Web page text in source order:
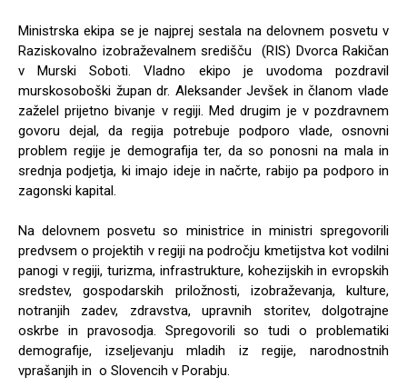
Ministrska ekipa se je najprej sestala na delovnem posvetu v
Raziskovalno izobraževalnem središču (RIS) Dvorca Rakičan
v Murski Soboti. Vladno ekipo je uvodoma pozdravil
murskosoboški župan dr. Aleksander Jevšek in članom vlade
zaželel prijetno bivanje v regiji. Med drugim je v pozdravnem
govoru dejal, da regija potrebuje podporo vlade, osnovni
problem regije je demografija ter, da so ponosni na mala in
srednja podjetja, ki imajo ideje in načrte, rabijo pa podporo in
zagonski kapital.
Na delovnem posvetu so ministrice in ministri spregovorili
predvsem o projektih v regiji na področju kmetijstva kot vodilni
panogi v regiji, turizma, infrastrukture, kohezijskih in evropskih
sredstev, gospodarskih priložnosti, izobraževanja, kulture,
notranjih zadev, zdravstva, upravnih storitev, dolgotrajne
oskrbe in pravosodja. Spregovorili so tudi o problematiki
demografije, izseljevanju mladih iz regije, narodnostnih
vprašanjih in o Slovencih v Porabju.